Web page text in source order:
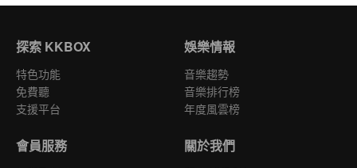
探索 KKBOX
特色功能
免費聽
支援平台
娛樂情報
音樂趨勢
音樂排行榜
年度風雲榜
會員服務 關於我們